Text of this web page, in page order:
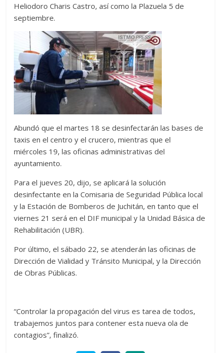
Heliodoro Charis Castro, así como la Plazuela 5 de
septiembre.
Abundó que el martes 18 se desinfectarán las bases de
taxis en el centro y el crucero, mientras que el
miércoles 19, las oficinas administrativas del
ayuntamiento.
Para el jueves 20, dijo, se aplicará la solución
desinfectante en la Comisaria de Seguridad Pública local
y la Estación de Bomberos de Juchitán, en tanto que el
viernes 21 será en el DIF municipal y la Unidad Básica de
Rehabilitación (UBR).
Por último, el sábado 22, se atenderán las oficinas de
Dirección de Vialidad y Tránsito Municipal, y la Dirección
de Obras Públicas.
“Controlar la propagación del virus es tarea de todos,
trabajemos juntos para contener esta nueva ola de
contagios”, finalizó.